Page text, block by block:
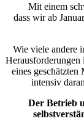
Mit einem
dass wir ab
Wie viele andere
eines
intensiv
Der Betrieb